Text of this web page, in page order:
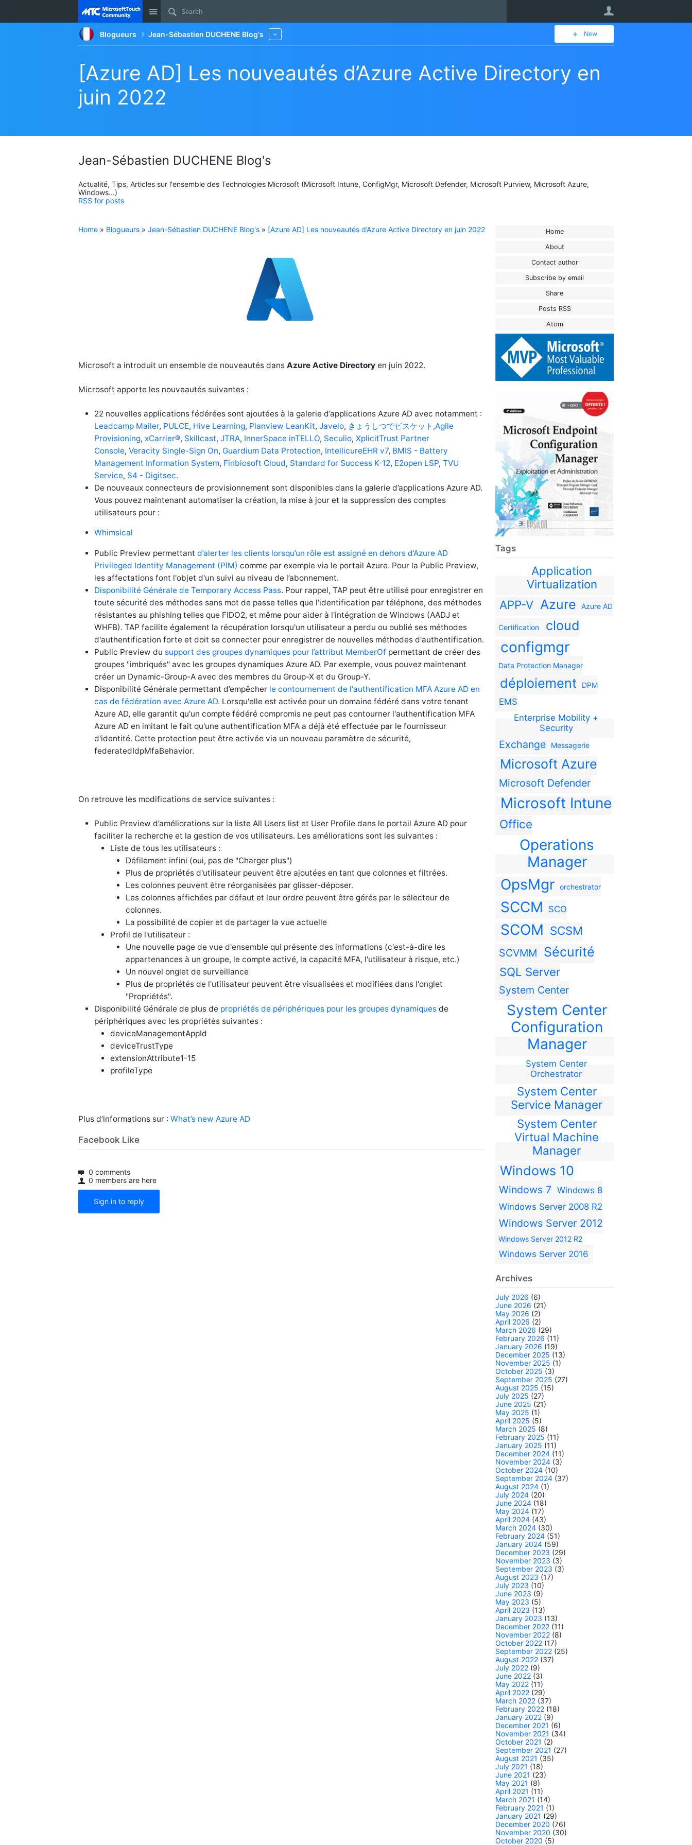
Site
Blogueurs Jean-Sébastien DUCHENE Blog's New
[Azure AD] Les nouveautés d’Azure Active Directory en
juin 2022
Jean-Sébastien DUCHENE Blog's
Actualité, Tips, Articles sur l'ensemble des Technologies Microsoft (Microsoft Intune, ConfigMgr, Microsoft Defender, Microsoft Purview, Microsoft Azure,
Windows...)
RSS for posts
Home
About
Contact author
Subscribe by email
Share
Posts RSS
Atom
Tags
Application
Virtualization
APP-V Azure Azure AD
Certification cloud
configmgr
Data Protection Manager
déploiement DPM
EMS
Enterprise Mobility +
Security
Exchange Messagerie
Microsoft Azure
Microsoft Defender
Microsoft Intune
Office
Operations
Manager
OpsMgr
orchestrator
SCCM SCO
SCOM SCSM
SCVMM Sécurité
SQL Server
System Center
System Center
Configuration
Manager
System Center
Orchestrator
System Center
Service Manager
System Center
Virtual Machine
Manager
Windows 10
Windows 7
Windows 8
Windows Server 2008 R2
Windows Server 2012
Windows Server 2012 R2
Windows Server 2016
Archives
July 2026 (6)
June 2026 (21)
May 2026 (2)
April 2026 (2)
March 2026 (29)
February 2026 (11)
January 2026 (19)
December 2025 (13)
November 2025 (1)
October 2025 (3)
September 2025 (27)
August 2025 (15)
July 2025 (27)
June 2025 (21)
May 2025 (1)
April 2025 (5)
March 2025 (8)
February 2025 (11)
January 2025 (11)
December 2024 (11)
November 2024 (3)
October 2024 (10)
September 2024 (37)
August 2024 (1)
July 2024 (20)
June 2024 (18)
May 2024 (17)
April 2024 (43)
March 2024 (30)
February 2024 (51)
January 2024 (59)
December 2023 (29)
November 2023 (3)
September 2023 (3)
August 2023 (17)
July 2023 (10)
June 2023 (9)
May 2023 (5)
April 2023 (13)
January 2023 (13)
December 2022 (11)
November 2022 (8)
October 2022 (17)
September 2022 (25)
August 2022 (37)
July 2022 (9)
June 2022 (3)
May 2022 (11)
April 2022 (29)
March 2022 (37)
February 2022 (18)
January 2022 (9)
December 2021 (6)
November 2021 (34)
October 2021 (2)
September 2021 (27)
August 2021 (35)
July 2021 (18)
June 2021 (23)
May 2021 (8)
April 2021 (11)
March 2021 (14)
February 2021 (1)
January 2021 (29)
December 2020 (76)
November 2020 (30)
October 2020 (5)
Home » Blogueurs » Jean-Sébastien DUCHENE Blog's » [Azure AD] Les nouveautés d’Azure Active Directory en juin 2022
Microsoft a introduit un ensemble de nouveautés dans Azure Active Directory en juin 2022.
Microsoft apporte les nouveautés suivantes :
22 nouvelles applications fédérées sont ajoutées à la galerie d’applications Azure AD avec notamment :
Leadcamp Mailer, PULCE, Hive Learning, Planview LeanKit, Javelo, きょうしつでビスケット,Agile
Provisioning, xCarrier®, Skillcast, JTRA, InnerSpace inTELLO, Seculio, XplicitTrust Partner
Console, Veracity Single-Sign On, Guardium Data Protection, IntellicureEHR v7, BMIS - Battery
Management Information System, Finbiosoft Cloud, Standard for Success K-12, E2open LSP, TVU
Service, S4 - Digitsec.
De nouveaux connecteurs de provisionnement sont disponibles dans la galerie d’applications Azure AD.
Vous pouvez maintenant automatiser la création, la mise à jour et la suppression des comptes
utilisateurs pour :
Whimsical
Public Preview permettant d’alerter les clients lorsqu’un rôle est assigné en dehors d’Azure AD
Privileged Identity Management (PIM) comme par exemple via le portail Azure. Pour la Public Preview,
les affectations font l'objet d'un suivi au niveau de l’abonnement.
Disponibilité Générale de Temporary Access Pass. Pour rappel, TAP peut être utilisé pour enregistrer en
toute sécurité des méthodes sans mot de passe telles que l'identification par téléphone, des méthodes
résistantes au phishing telles que FIDO2, et même pour aider à l'intégration de Windows (AADJ et
WHFB). TAP facilite également la récupération lorsqu'un utilisateur a perdu ou oublié ses méthodes
d'authentification forte et doit se connecter pour enregistrer de nouvelles méthodes d'authentification.
Public Preview du support des groupes dynamiques pour l’attribut MemberOfpermettant de créer des
groupes "imbriqués" avec les groupes dynamiques Azure AD. Par exemple, vous pouvez maintenant
créer un Dynamic-Group-A avec des membres du Group-X et du Group-Y.
Disponibilité Générale permettant d’empêcher le contournement de l'authentification MFA Azure AD en
cas de fédération avec Azure AD. Lorsqu'elle est activée pour un domaine fédéré dans votre tenant
Azure AD, elle garantit qu'un compte fédéré compromis ne peut pas contourner l'authentification MFA
Azure AD en imitant le fait qu'une authentification MFA a déjà été effectuée par le fournisseur
d'identité. Cette protection peut être activée via un nouveau paramètre de sécurité,
federatedIdpMfaBehavior.
On retrouve les modifications de service suivantes :
Public Preview d’améliorations sur la liste All Users list et User Profile dans le portail Azure AD pour
faciliter la recherche et la gestion de vos utilisateurs. Les améliorations sont les suivantes :
Liste de tous les utilisateurs :
Défilement infini (oui, pas de "Charger plus")
Plus de propriétés d'utilisateur peuvent être ajoutées en tant que colonnes et filtrées.
Les colonnes peuvent être réorganisées par glisser-déposer.
Les colonnes affichées par défaut et leur ordre peuvent être gérés par le sélecteur de
colonnes.
La possibilité de copier et de partager la vue actuelle
Profil de l'utilisateur :
Une nouvelle page de vue d'ensemble qui présente des informations (c'est-à-dire les
appartenances à un groupe, le compte activé, la capacité MFA, l'utilisateur à risque, etc.)
Un nouvel onglet de surveillance
Plus de propriétés de l'utilisateur peuvent être visualisées et modifiées dans l'onglet
"Propriétés".
Disponibilité Générale de plus de propriétés de périphériques pour les groupes dynamiquesde
périphériques avec les propriétés suivantes :
deviceManagementAppId
deviceTrustType
extensionAttribute1-15
profileType
Plus d’informations sur : What’s new Azure AD
Facebook Like
0 comments
0 members are here
Sign in to reply